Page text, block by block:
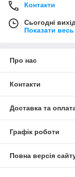
Контакти
Сьогодні
Показати
Про нас
Контакти
Доставка та
Графік роботи
Повна версія